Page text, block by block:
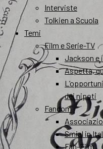
Interviste
Tolkien a Scuola
Temi
Film e Serie-TV
Jackson e
Aspetta,
dei nipoti
Fandom
Smial in
Fan-Film